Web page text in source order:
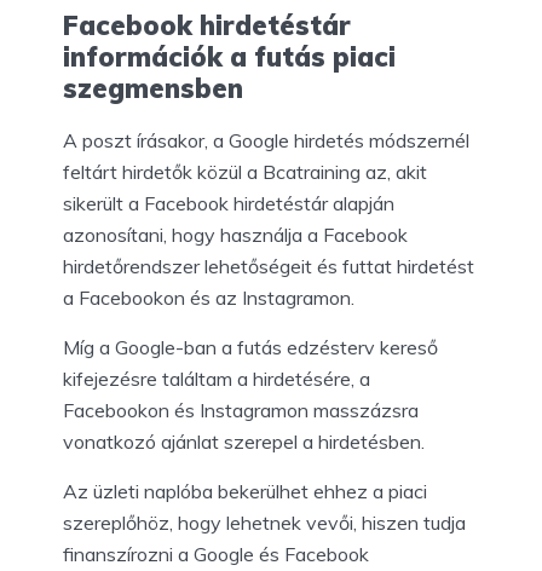
Facebook hirdetéstár
információk a futás piaci
szegmensben
A poszt írásakor, a Google hirdetés módszernél
feltárt hirdetők közül a Bcatraining az, akit
sikerült a Facebook hirdetéstár alapján
azonosítani, hogy használja a Facebook
hirdetőrendszer lehetőségeit és futtat hirdetést
a Facebookon és az Instagramon.
Míg a Google-ban a futás edzésterv kereső
kifejezésre találtam a hirdetésére, a
Facebookon és Instagramon masszázsra
vonatkozó ajánlat szerepel a hirdetésben.
Az üzleti naplóba bekerülhet ehhez a piaci
szereplőhöz, hogy lehetnek vevői, hiszen tudja
finanszírozni a Google és Facebook